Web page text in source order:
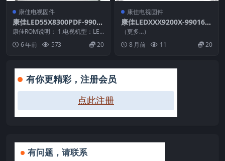
康佳电视固件
康佳LED55X8300PDF-9901
1838-V1.0.04原厂系统刷机
电视固件包下载
康佳ROM说明： 1.电视机型：LED
55X8300PDF 2.物料号：9901...
6 年前 573 20
康佳电视固件
康佳LEDXXX9200X-990162
64-V3.0.02主程序_U盘刷机
固件
（更多…）
8 月前
11 20
有你更精彩，注册会员
点此注册
有问题，请联系